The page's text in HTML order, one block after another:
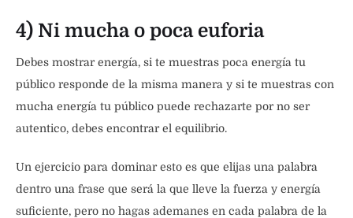
4) Ni mucha o poca euforia
Debes mostrar energía, si te muestras poca energía tu
público responde de la misma manera y si te muestras con
mucha energía tu público puede rechazarte por no ser
autentico, debes encontrar el equilibrio.
Un ejercicio para dominar esto es que elijas una palabra
dentro una frase que será la que lleve la fuerza y energía
suficiente, pero no hagas ademanes en cada palabra de la